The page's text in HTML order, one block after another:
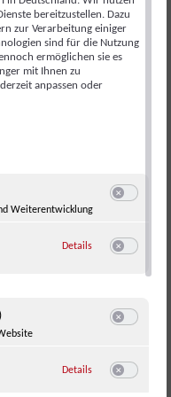
(© Disney)
bereitzustellen. Dazu
zur Verarbeitung einiger
sind für die Nutzung
ermöglichen sie es
mit Ihnen zu
anpassen oder
Weiterentwicklung
Details zu Google
Details zu Google GTag